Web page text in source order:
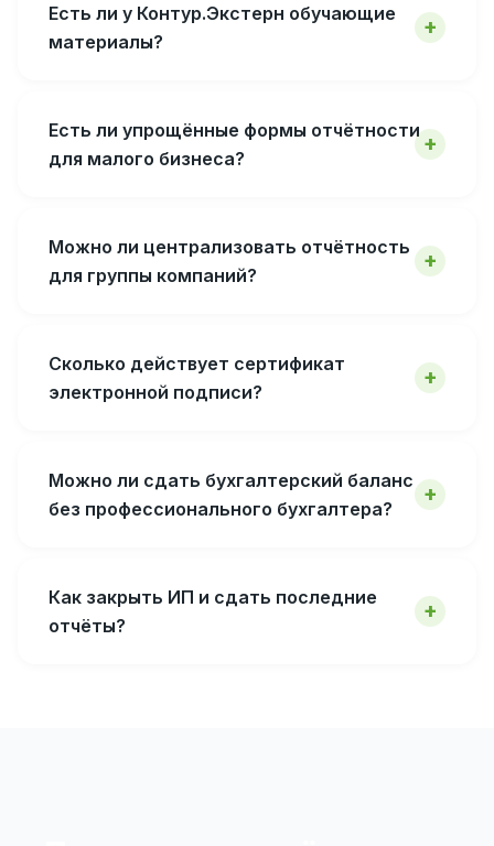
Есть ли у Контур.Экстерн обучающие
материалы?
Есть ли упрощённые формы отчётности
для малого бизнеса?
Можно ли централизовать отчётность
для группы компаний?
Сколько действует сертификат
электронной подписи?
Можно ли сдать бухгалтерский баланс
без профессионального бухгалтера?
Как закрыть ИП и сдать последние
отчёты?